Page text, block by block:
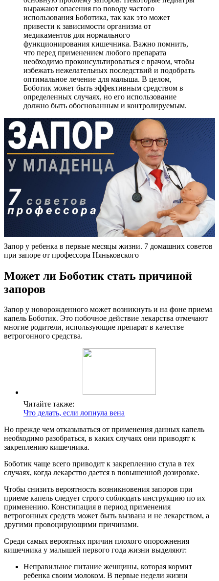
выражают опасения по поводу частого
использования Боботика, так как это может
привести к зависимости организма от
медикаментов для нормального
функционирования кишечника. Важно помнить,
что перед применением любого препарата
необходимо проконсультироваться с врачом, чтобы
избежать нежелательных последствий и подобрать
оптимальное лечение для малыша. В целом,
Боботик может быть эффективным средством в
определенных случаях, но его использование
должно быть обоснованным и контролируемым.
Запор у ребенка в первые месяцы жизни. 7 домашних советов
при запоре от профессора Няньковского
Может ли Боботик стать причиной
запоров
Запор у новорожденного может возникнуть и на фоне приема
капель Боботик. Это побочное действие лекарства отмечают
многие родители, использующие препарат в качестве
ветрогонного средства.
Читайте также:
Что делать, если лопнула вена
Но прежде чем отказываться от применения данных капель
необходимо разобраться, в каких случаях они приводят к
закреплению кишечника.
Боботик чаще всего приводит к закреплению стула в тех
случаях, когда лекарство дается в повышенной дозировке.
Чтобы снизить вероятность возникновения запоров при
приеме капель следует строго соблюдать инструкцию по их
применению. Констипация в период применения
ветрогонных средств может быть вызвана и не лекарством, а
другими провоцирующими причинами.
Среди самых вероятных причин плохого опорожнения
кишечника у малышей первого года жизни выделяют:
Неправильное питание женщины, которая кормит
ребенка своим молоком. В первые недели жизни